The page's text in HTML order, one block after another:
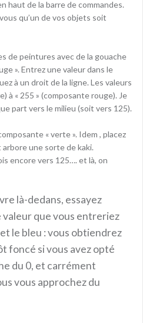
haut de la barre de commandes.
qu’un de vos objets soit
de peintures avec de la gouache
». Entrez une valeur dans le
à un droit de la ligne. Les valeurs
à « 255 » (composante rouge). Je
part vers le milieu (soit vers 125).
« verte ». Idem , placez
une sorte de kaki.
encore vers 125…. et là, on
là-dedans, essayez
valeur que vous entreriez
le bleu : vous obtiendrez
foncé si vous avez opté
du 0, et carrément
vous approchez du